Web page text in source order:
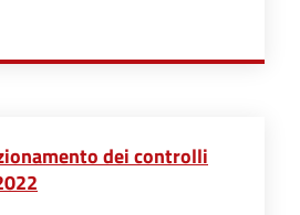
SUL FUNZIONAMENTO DEI
dei controlli